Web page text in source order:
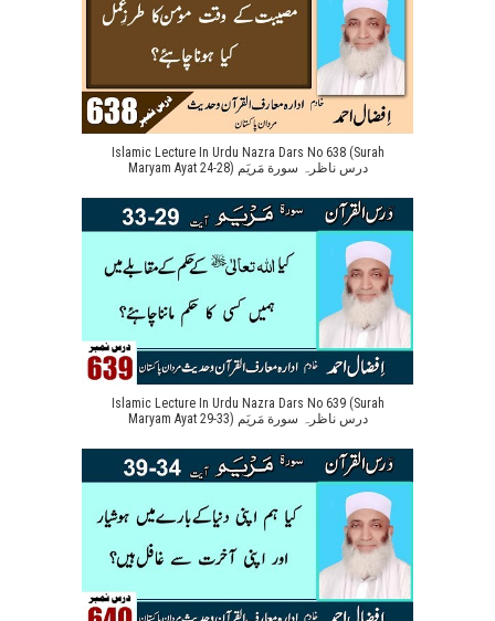
Islamic Lecture In Urdu Nazra Dars No 638 (Surah
Maryam Ayat 24-28) درس ناظرہ سورة مَریَم
Islamic Lecture In Urdu Nazra Dars No 639 (Surah
Maryam Ayat 29-33) درس ناظرہ سورة مَریَم